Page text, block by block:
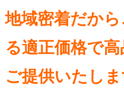
地域密着だか
る適正価格で
ご提供いたしま